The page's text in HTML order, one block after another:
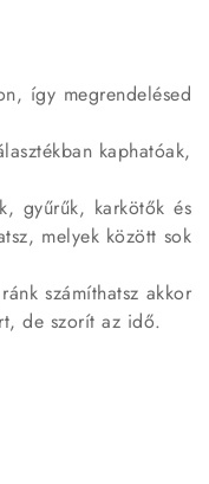
így megrendelésed
kaphatóak,
gyűrűk, karkötők és
melyek között sok
számíthatsz akkor
de szorít az idő.